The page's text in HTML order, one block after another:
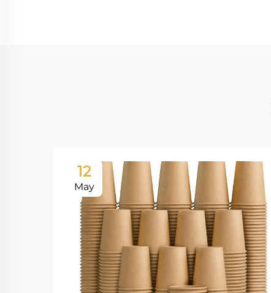
12
May